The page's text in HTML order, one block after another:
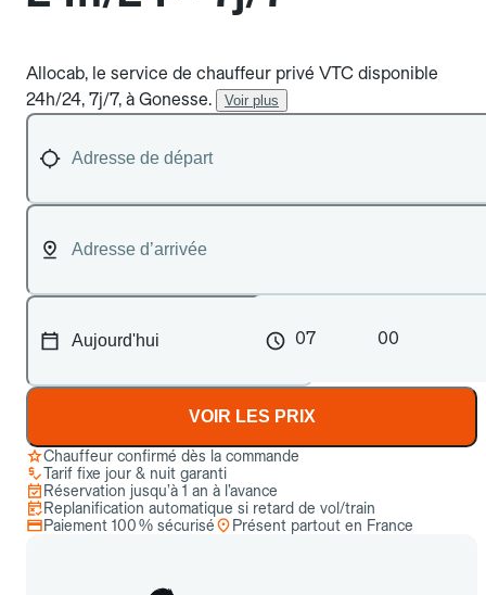
Allocab, le service de chauffeur privé VTC disponible
24h/24, 7j/7, à Gonesse.
Voir plus
07 00
VOIR LES PRIX
Chauffeur confirmé dès la commande
Tarif fixe jour & nuit garanti
Réservation jusqu’à 1 an à l’avance
Replanification automatique si retard de vol/train
Paiement 100 % sécurisé
Présent partout en France